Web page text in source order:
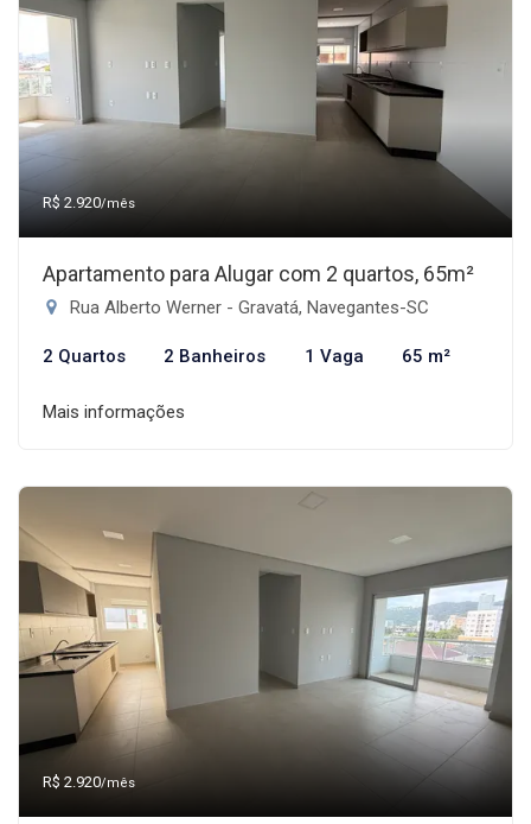
R$ 2.920/mês
Apartamento para Alugar com 2 quartos, 65m²
Rua Alberto Werner - Gravatá, Navegantes-SC
2 Quartos 2 Banheiros 1 Vaga 65 m²
Mais informações
R$ 2.920/mês